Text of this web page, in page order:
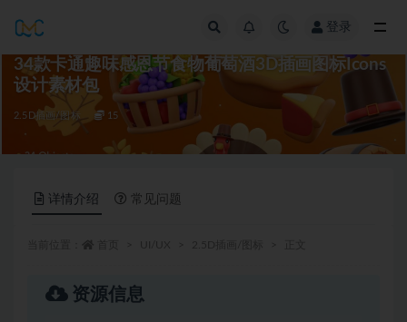
登录
34款卡通趣味感恩节食物葡萄酒3D插画图标Icons
设计素材包
2.5D插画/图标 15
详情介绍 常见问题
资源信息